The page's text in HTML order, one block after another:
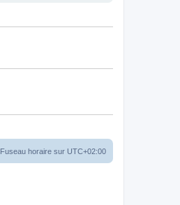
Fuseau horaire sur UTC+02:00